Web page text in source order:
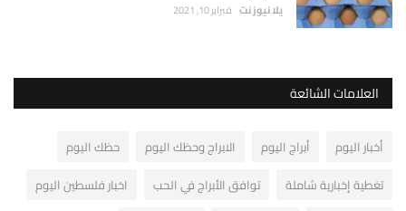
يلا نيوز نت فبراير 10, 2021
العلامات الشائعة
أخبار اليوم أبراج اليوم الابراج وحظك اليوم
حظك اليوم
تغطية إخبارية شاملة
توافق الأبراج في الحب
اخبار فلسطين اليوم